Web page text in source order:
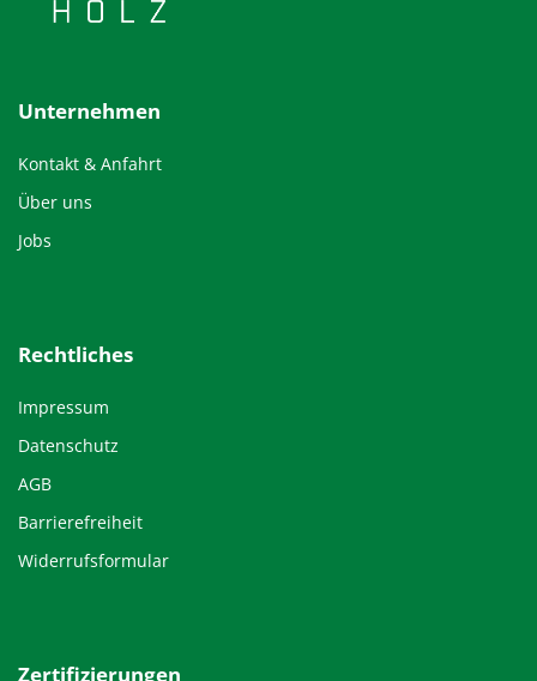
Unternehmen
Kontakt & Anfahrt
Über uns
Jobs
Rechtliches
Impressum
Datenschutz
AGB
Barrierefreiheit
Widerrufsformular
Zertifizierungen